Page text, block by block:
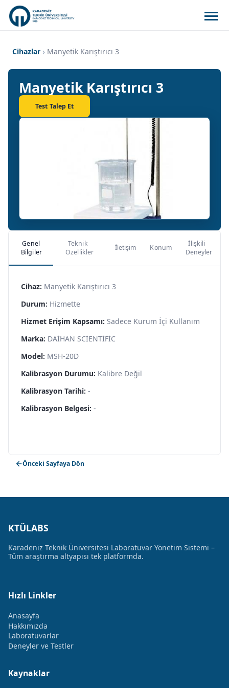
Cihazlar Manyetik Karıştırıcı 3
Manyetik Karıştırıcı 3
Test Talep Et
Genel
Bilgiler
Teknik
Özellikler
İletişim Konum
İlişkili
Deneyler
Cihaz: Manyetik Karıştırıcı 3
Durum: Hizmette
Hizmet Erişim Kapsamı: Sadece Kurum İçi Kullanım
Marka: DAİHAN SCİENTİFİC
Model: MSH-20D
Kalibrasyon Durumu: Kalibre Değil
Kalibrasyon Tarihi: -
Kalibrasyon Belgesi: -
Önceki Sayfaya Dön
KTÜLABS
Karadeniz Teknik Üniversitesi Laboratuvar Yönetim Sistemi –
Tüm araştırma altyapısı tek platformda.
Hızlı Linkler
Anasayfa
Hakkımızda
Laboratuvarlar
Deneyler ve Testler
Kaynaklar